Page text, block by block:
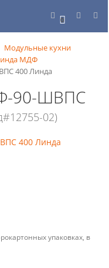
0
Модульные кухни
МДФ
400 Линда
Ф-90-ШВПС
02)
упаковках, в